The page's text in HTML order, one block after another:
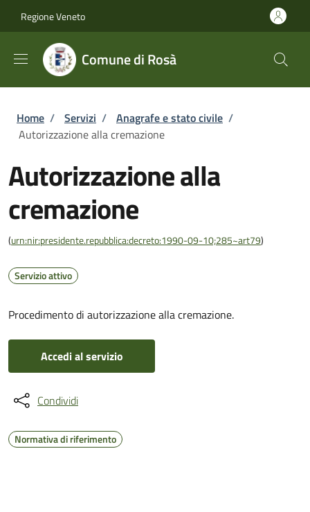
Regione Veneto
Comune di Rosà
Briciole di pane
Home / Servizi / Anagrafe e stato civile /
Autorizzazione alla cremazione
Autorizzazione alla
cremazione
(urn:nir:presidente.repubblica:decreto:1990-09-10;285~art79)
Servizio attivo
Procedimento di autorizzazione alla cremazione.
Accedi al servizio
Condividi
Normativa di riferimento